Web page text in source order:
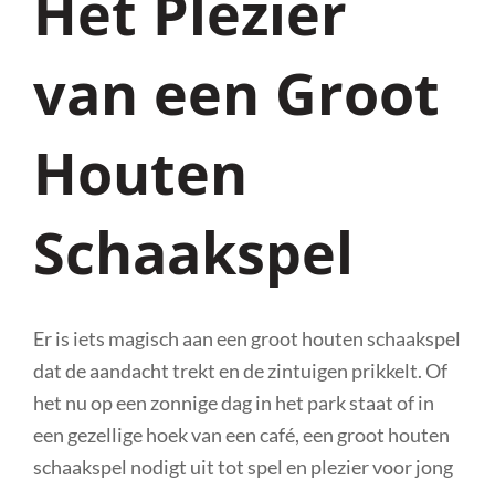
van een Groot
Houten
Schaakspel
Er is iets magisch aan een groot houten schaakspel
dat de aandacht trekt en de zintuigen prikkelt. Of
het nu op een zonnige dag in het park staat of in
een gezellige hoek van een café, een groot houten
schaakspel nodigt uit tot spel en plezier voor jong